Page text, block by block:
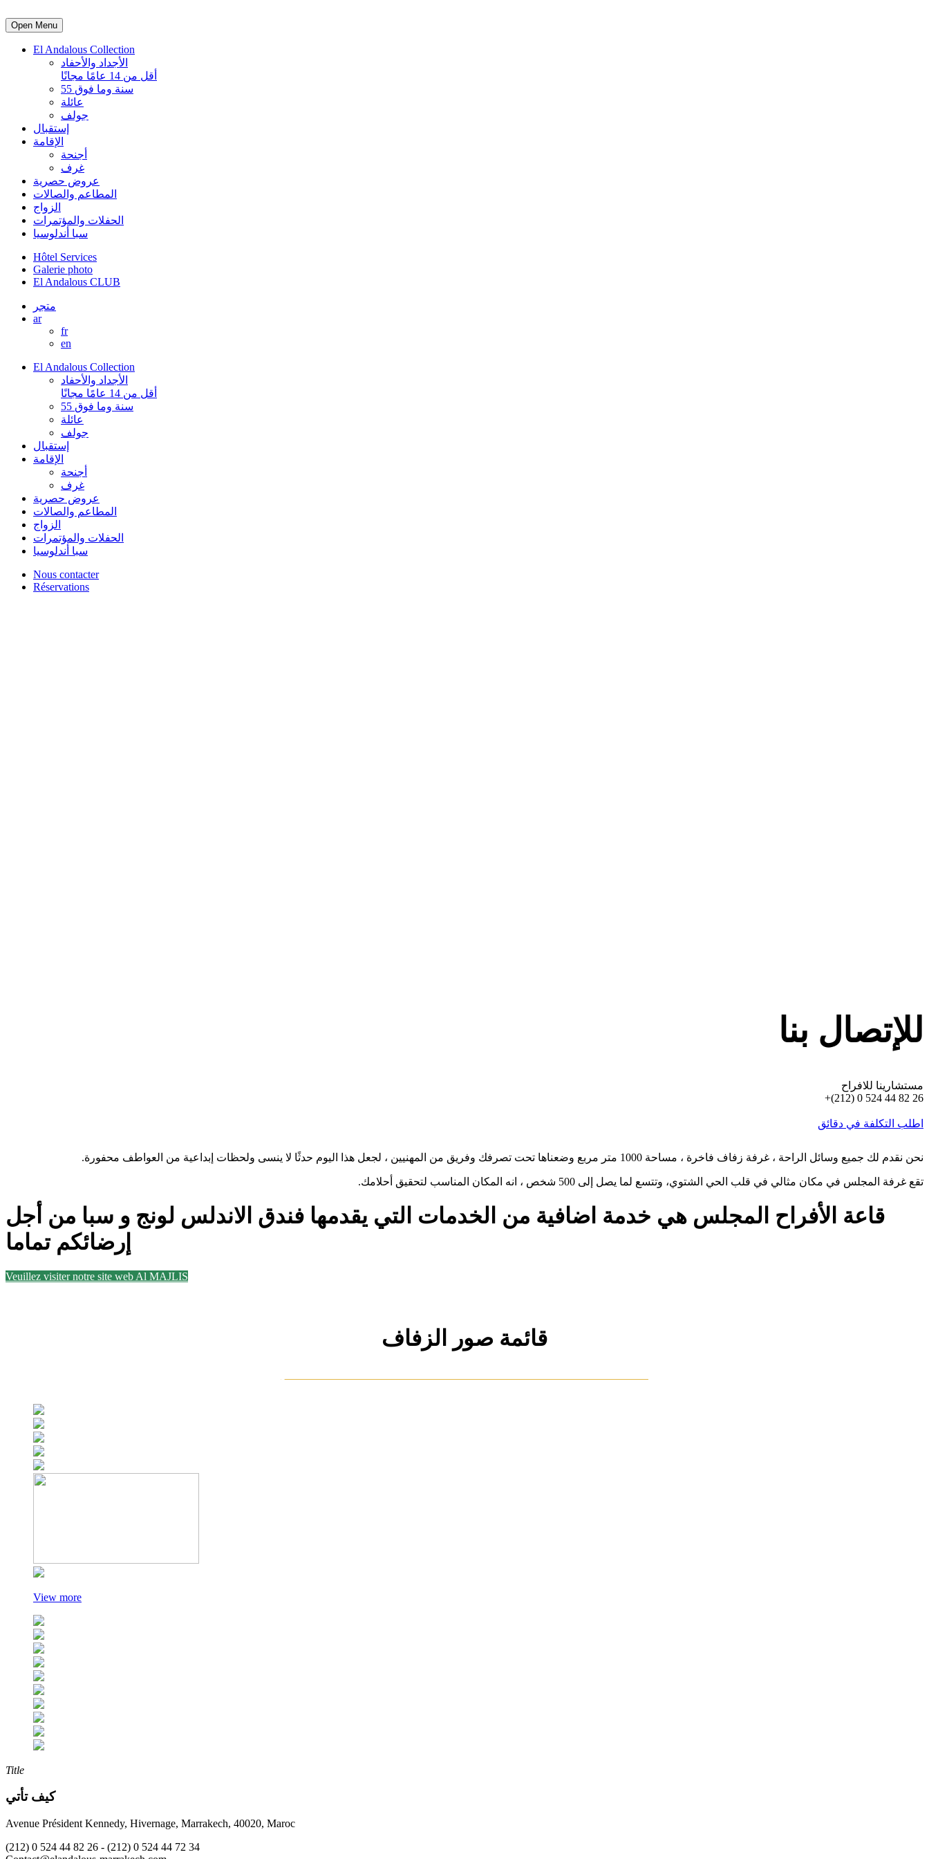
Open Menu
El Andalous Collection
الأجداد والأحفاد
أقل من 14 عامًا مجانًا
55 سنة وما فوق
عائلة
جولف
إستقبال
الإقامة
أجنحة
غرف
عروض حصرية
المطاعم والصالات
الزواج
الحفلات والمؤتمرات
سبا أندلوسيا
Hôtel Services
Galerie photo
El Andalous CLUB
متجر
ar
fr
en
El Andalous Collection
الأجداد والأحفاد
أقل من 14 عامًا مجانًا
55 سنة وما فوق
عائلة
جولف
إستقبال
الإقامة
أجنحة
غرف
عروض حصرية
المطاعم والصالات
الزواج
الحفلات والمؤتمرات
سبا أندلوسيا
Nous contacter
Réservations
للإتصال بنا
مستشارينا للافراح
+(212) 0 524 44 82 26
اطلب التكلفة في دقائق
.نحن نقدم لك جميع وسائل الراحة ، غرفة زفاف فاخرة ، مساحة 1000 متر مربع وضعناها تحت تصرفك وفريق من المهنيين ، لجعل هذا اليوم حدثًا لا ينسى ولحظات إبداعية من العواطف محفورة
.تقع غرفة المجلس في مكان مثالي في قلب الحي الشتوي، وتتسع لما يصل إلى 500 شخص ، انه المكان المناسب لتحقيق أحلامك
قاعة الأفراح المجلس هي خدمة اضافية من الخدمات التي يقدمها فندق الاندلس لونج و سبا من أجل
إرضائكم تماما
Veuillez visiter notre site web Al MAJLISS
قائمة صور الزفاف
View more
Title
كيف تأتي
Avenue Président Kennedy, Hivernage, Marrakech, 40020, Maroc
(212) 0 524 44 82 26 - (212) 0 524 44 72 34